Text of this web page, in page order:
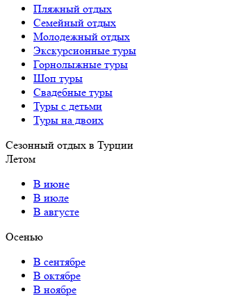
Пляжный отдых
Семейный отдых
Молодежный отдых
Экскурсионные туры
Горнолыжные туры
Шоп туры
Свадебные туры
Туры с детьми
Туры на двоих
Сезонный отдых в Турции
Летом
В июне
В июле
В августе
Осенью
В сентябре
В октябре
В ноябре